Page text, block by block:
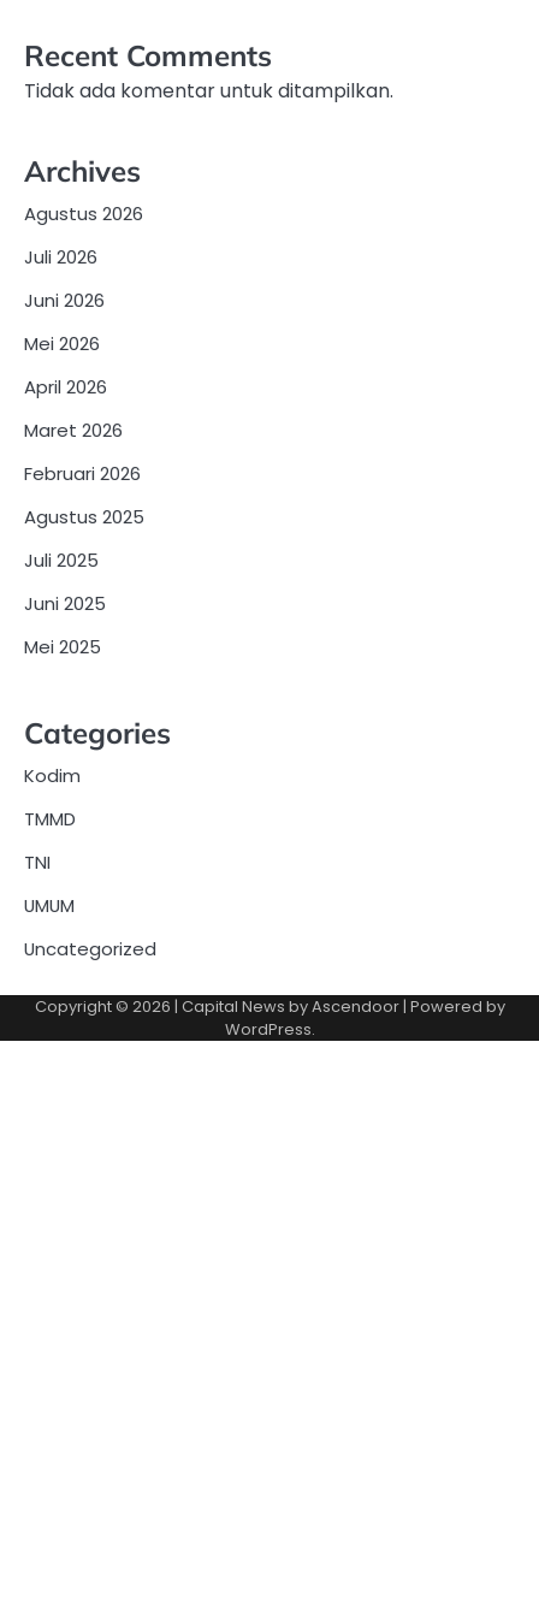
Recent Comments
Tidak ada komentar untuk ditampilkan.
Archives
Agustus 2026
Juli 2026
Juni 2026
Mei 2026
April 2026
Maret 2026
Februari 2026
Agustus 2025
Juli 2025
Juni 2025
Mei 2025
Categories
Kodim
TMMD
TNI
UMUM
Uncategorized
Copyright © 2026 | Capital News byAscendoor| Powered by
WordPress.